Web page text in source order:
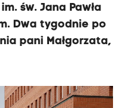
św. Jana Pawła
Dwa tygodnie po
pani Małgorzata,